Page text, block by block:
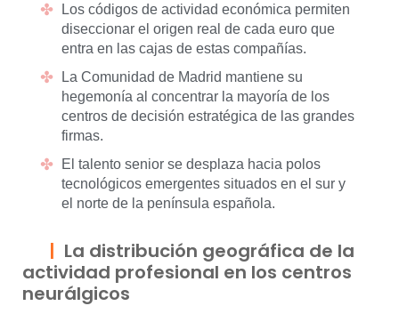
Los códigos de actividad económica permiten
diseccionar el origen real de cada euro que
entra en las cajas de estas compañías.
La Comunidad de Madrid mantiene su
hegemonía al concentrar la mayoría de los
centros de decisión estratégica de las grandes
firmas.
El talento senior se desplaza hacia polos
tecnológicos emergentes situados en el sur y
el norte de la península española.
La distribución geográfica de la
actividad profesional en los centros
neurálgicos